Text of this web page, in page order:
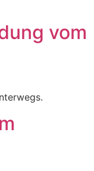
vom